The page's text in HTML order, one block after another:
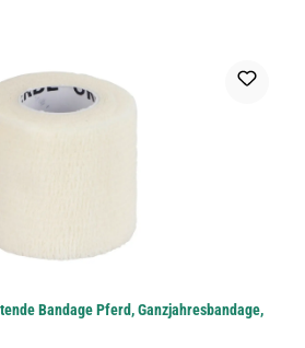
Bandage Pferd, Ganzjahresbandage,